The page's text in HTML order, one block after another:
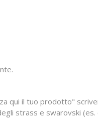
qui il tuo prodotto"
strass e swarovski